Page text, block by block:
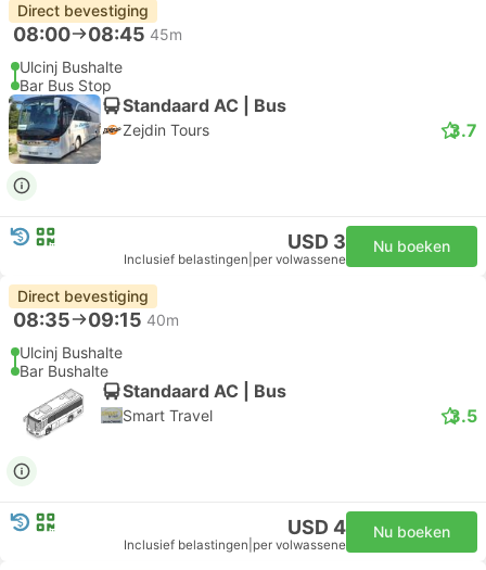
Direct bevestiging
08:00 08:45 45m
Ulcinj Bushalte
Bar Bus Stop
Standaard AC | Bus
Zejdin Tours 3.7
USD 3
Inclusief belastingen per volwassene
Nu boeken
Direct bevestiging
08:35 09:15 40m
Ulcinj Bushalte
Bar Bushalte
Standaard AC | Bus
Smart Travel 3.5
USD 4
Inclusief belastingen per volwassene
Nu boeken